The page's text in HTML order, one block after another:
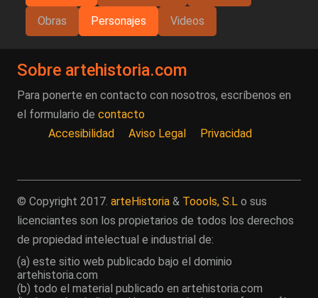
Obras Personajes Videos
Sobre artehistoria.com
Para ponerte en contacto con nosotros, escríbenos en
el formulario de contacto
Accesibilidad
Aviso Legal Privacidad
© Copyright 2017. arteHistoria & Toools, S.L o sus
licenciantes son los propietarios de todos los derechos
de propiedad intelectual e industrial de:
(a) este sitio web publicado bajo el dominio
artehistoria.com
(b) todo el material publicado en artehistoria.com